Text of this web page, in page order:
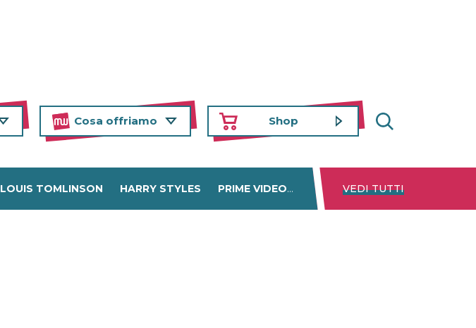
Cosa offriamo Shop
LOUIS TOMLINSON HARRY STYLES PRIME VIDEO DISNEY+ NETFLIX
VEDI TUTTI